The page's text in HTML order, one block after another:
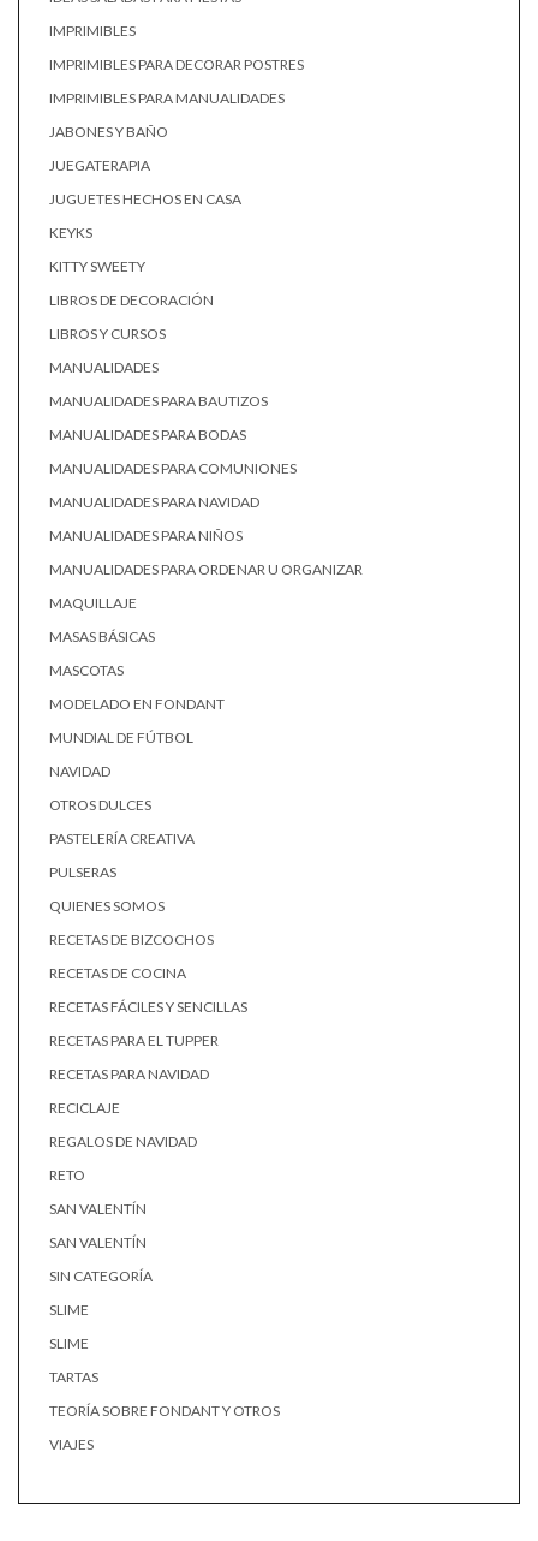
IMPRIMIBLES
IMPRIMIBLES PARA DECORAR POSTRES
IMPRIMIBLES PARA MANUALIDADES
JABONES Y BAÑO
JUEGATERAPIA
JUGUETES HECHOS EN CASA
KEYKS
KITTY SWEETY
LIBROS DE DECORACIÓN
LIBROS Y CURSOS
MANUALIDADES
MANUALIDADES PARA BAUTIZOS
MANUALIDADES PARA BODAS
MANUALIDADES PARA COMUNIONES
MANUALIDADES PARA NAVIDAD
MANUALIDADES PARA NIÑOS
MANUALIDADES PARA ORDENAR U ORGANIZAR
MAQUILLAJE
MASAS BÁSICAS
MASCOTAS
MODELADO EN FONDANT
MUNDIAL DE FÚTBOL
NAVIDAD
OTROS DULCES
PASTELERÍA CREATIVA
PULSERAS
QUIENES SOMOS
RECETAS DE BIZCOCHOS
RECETAS DE COCINA
RECETAS FÁCILES Y SENCILLAS
RECETAS PARA EL TUPPER
RECETAS PARA NAVIDAD
RECICLAJE
REGALOS DE NAVIDAD
RETO
SAN VALENTÍN
SAN VALENTÍN
SIN CATEGORÍA
SLIME
SLIME
TARTAS
TEORÍA SOBRE FONDANT Y OTROS
VIAJES